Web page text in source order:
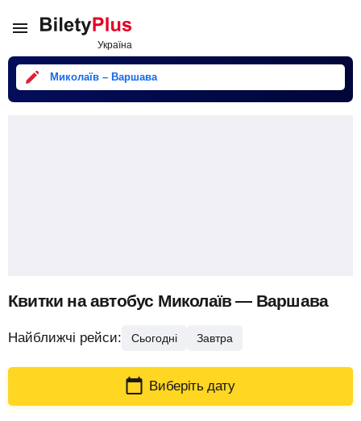
Миколаїв – Варшава
Квитки на автобус Миколаїв — Варшава
Найближчі рейси: Сьогодні Завтра
Виберіть дату